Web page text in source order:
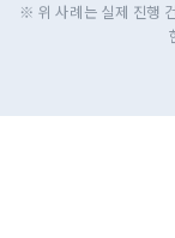
※ 위 사례는 실제 진행